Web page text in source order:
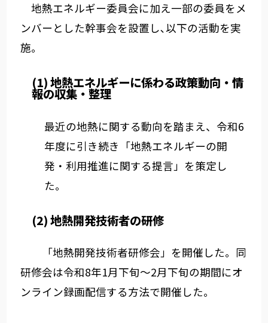
地熱エネルギー委員会に加え一部の委員をメ
ンバーとした幹事会を設置し､以下の活動を実
施。
(1) 地熱エネルギーに係わる政策動向・情
報の収集・整理
最近の地熱に関する動向を踏まえ、令和6
年度に引き続き「地熱エネルギーの開
発・利用推進に関する提言」を策定し
た。
(2) 地熱開発技術者の研修
「地熱開発技術者研修会」を開催した。同
研修会は令和8年1月下旬～2月下旬の期間にオ
ンライン録画配信する方法で開催した。